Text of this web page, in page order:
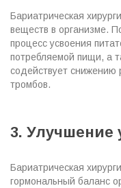
Бариатрическая
веществ в организме.
процесс усвоения
потребляемой пищи, а
содействует снижению
тромбов.
3. Улучшение
Бариатрическая
гормональный баланс